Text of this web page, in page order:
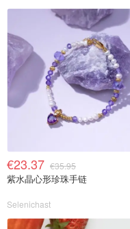
€23.37 €35.95
紫水晶心形珍珠手链
Selenichast